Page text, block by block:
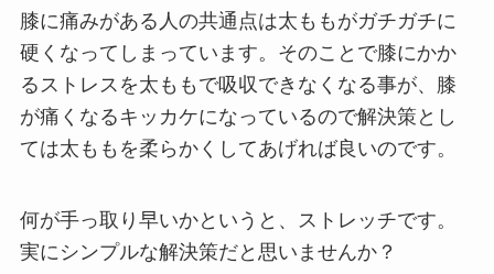
膝に痛みがある人の共通点は太ももがガチガチに
硬くなってしまっています。そのことで膝にかか
るストレスを太ももで吸収できなくなる事が、膝
が痛くなるキッカケになっているので解決策とし
ては太ももを柔らかくしてあげれば良いのです。
何が手っ取り早いかというと、ストレッチです。
実にシンプルな解決策だと思いませんか？